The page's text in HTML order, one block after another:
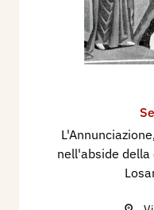
nell'abside